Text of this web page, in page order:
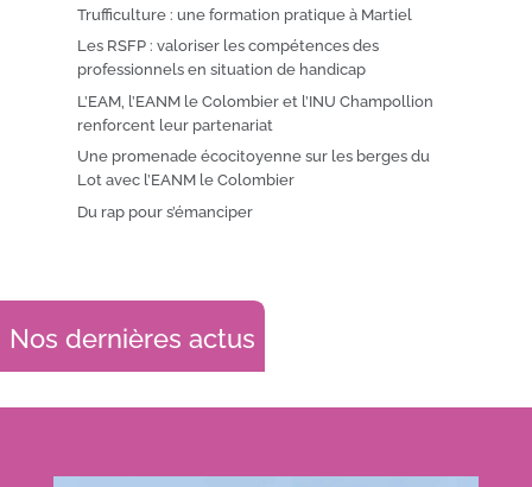
Trufficulture : une formation pratique à Martiel
Les RSFP : valoriser les compétences des
professionnels en situation de handicap
L’EAM, l’EANM le Colombier et l’INU Champollion
renforcent leur partenariat
Une promenade écocitoyenne sur les berges du
Lot avec l’EANM le Colombier
Du rap pour s’émanciper
Nos dernières actus